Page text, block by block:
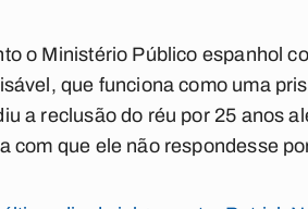
o Ministério Público espanhol
que funciona como uma
a reclusão do réu por 25 anos
com que ele não respondesse